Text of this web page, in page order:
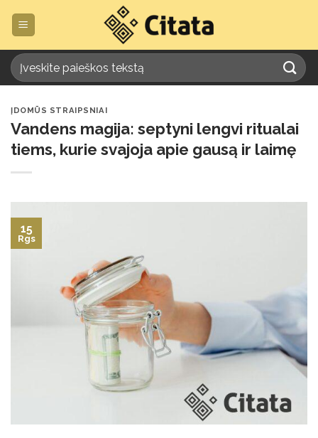
ĮDOMŪS STRAIPSNIAI
Vandens magija: septyni lengvi ritualai
tiems, kurie svajoja apie gausą ir laimę
15
Rgs